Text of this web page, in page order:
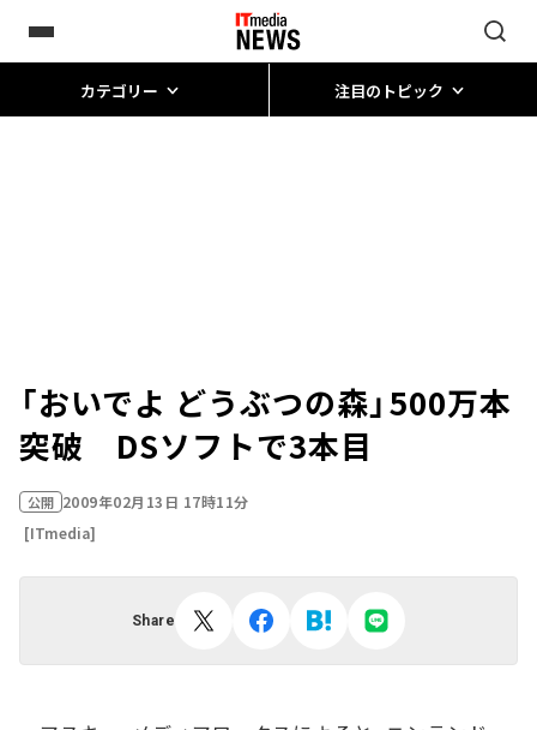
カテゴリー 注目のトピック
「おいでよ どうぶつの森」500万本
突破 DSソフトで3本目
公開 2009年02月13日 17時11分
[ITmedia]
Share